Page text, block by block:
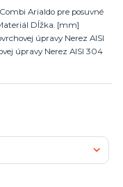
Arialdo pre posuvné
Dĺžka. [mm]
úpravy Nerez AISI
úpravy Nerez AISI 304